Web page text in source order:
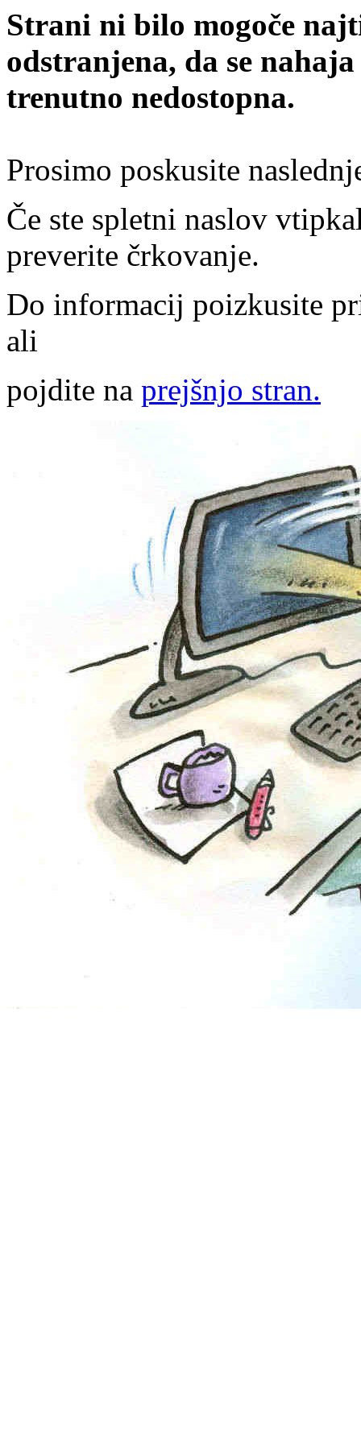
Strani ni bilo mogoče
odstranjena, da se
trenutno nedostopna.
Prosimo poskusite
Če ste spletni naslov
preverite črkovanje.
Do informacij poizkusite
ali
pojdite na prejšnjo stran.